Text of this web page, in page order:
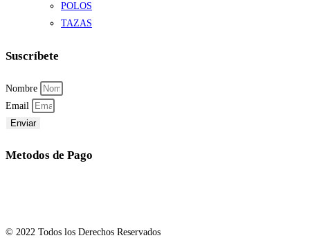
POLOS
TAZAS
Suscríbete
Nombre
Email
Enviar
Metodos de Pago
© 2022 Todos los Derechos Reservados